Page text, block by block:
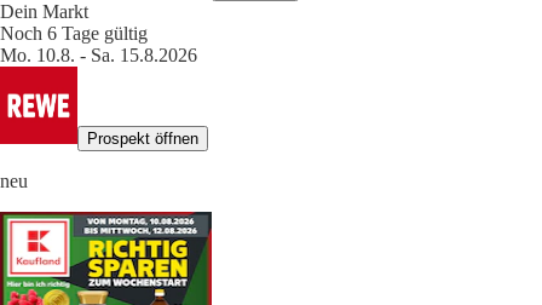
Dein Markt
Noch 6 Tage gültig
Mo. 10.8. - Sa. 15.8.2026
Prospekt öffnen
neu